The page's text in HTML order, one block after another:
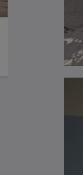
Suzuki-